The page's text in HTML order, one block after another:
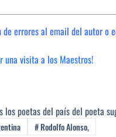
errores al email del autor o
una visita a los Maestros!
los poetas del país del poeta
#Rodolfo Alonso,